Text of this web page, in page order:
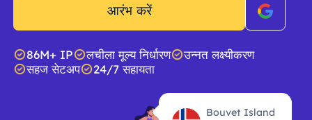
आरंभ करें
86M+ IP लचीला मूल्य निर्धारण
उन्नत लक्ष्यीकरण
सहज सेटअप
24/7 सहायता
Bouvet Island